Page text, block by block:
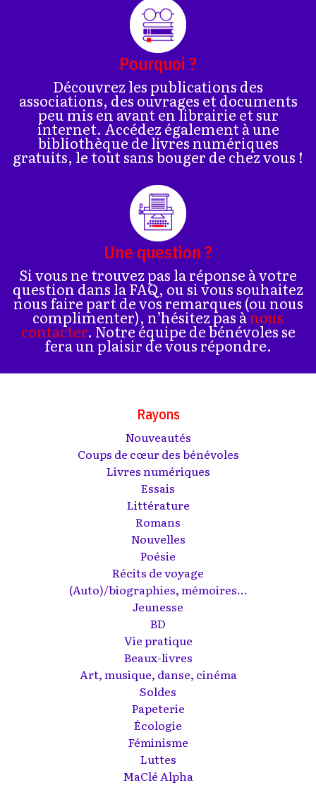
Pourquoi ?
Découvrez les publications des
associations, des ouvrages et documents
peu mis en avant en librairie et sur
internet. Accédez également à une
bibliothèque de livres numériques
gratuits, le tout sans bouger de chez vous !
Une question ?
Si vous ne trouvez pas la réponse à votre
question dans la FAQ, ou si vous souhaitez
nous faire part de vos remarques (ou nous
complimenter), n’hésitez pas ànous
contacter. Notre équipe de bénévoles se
fera un plaisir de vous répondre.
Rayons
Nouveautés
Coups de cœur des bénévoles
Livres numériques
Essais
Littérature
Romans
Nouvelles
Poésie
Récits de voyage
(Auto)/biographies, mémoires...
Jeunesse
BD
Vie pratique
Beaux-livres
Art, musique, danse, cinéma
Soldes
Papeterie
Écologie
Féminisme
Luttes
MaClé Alpha